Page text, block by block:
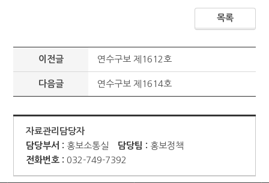
목록
이전글 연수구보 제1612호
다음글 연수구보 제1614호
자료관리담당자
담당부서 : 홍보소통실 담당팀 : 홍보정책
전화번호 : 032-749-7392